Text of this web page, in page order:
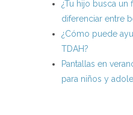
¿Tu hijo busca
diferenciar entre
¿Cómo puede
TDAH?
Pantallas en
para niños y